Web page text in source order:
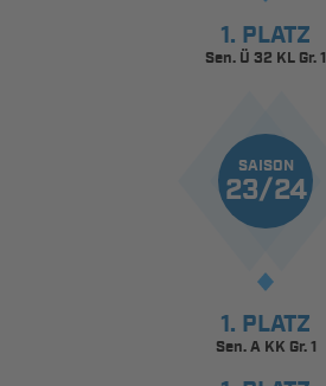
1. PLATZ
Sen. Ü 32 KL Gr. 1
SAISON
23/24
1. PLATZ
Sen. A KK Gr. 1